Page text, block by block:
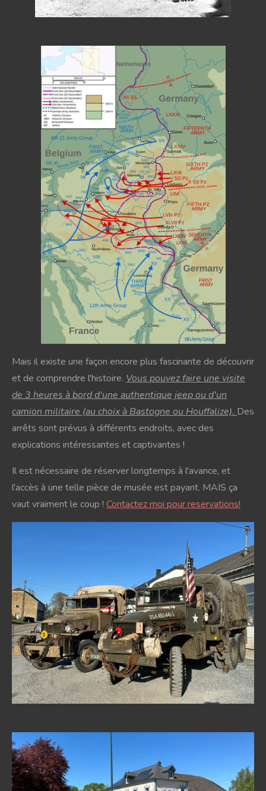
Mais il existe une façon encore plus fascinante de découvrir
et de comprendre l'histoire. Vous pouvez faire une visite
de 3 heures à bord d'une authentique jeep ou d'un
camion militaire (au choix à Bastogne ou Houffalize). Des
arrêts sont prévus à différents endroits, avec des
explications intéressantes et captivantes !
Il est nécessaire de réserver longtemps à l'avance, et
l'accès à une telle pièce de musée est payant. MAIS ça
vaut vraiment le coup ! Contactez moi pour reservations!